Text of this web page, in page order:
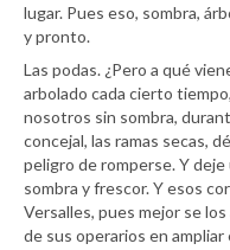
lugar. Pues eso, sombra,
y pronto.
Las podas. ¿Pero a qué
arbolado cada cierto
nosotros sin sombra,
concejal, las ramas secas,
peligro de romperse. Y
sombra y frescor. Y esos
Versalles, pues mejor se
de sus operarios en